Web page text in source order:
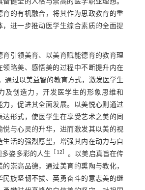
健全的人格与崇高的医学职业理想。
育的有机融合，将其作为思政教育的重
，进一步推动医学生综合素质的全面提
育引领美育、以美育赋能德育的教育理
领略美、感悟美的过程中不断提升内在
通过以美益智的教育方式，激发医学生
及创造力，开发医学生的形象思维和
力，促进其全面发展。以美悦心则通过
达形式，使医学生在享受艺术之美的同
悦与心灵的升华，进而激发其以美的视
生活的强烈愿望，增强其内在动力与自
姿多彩的人生
12
。以美启真旨在传
崇高品德，通过美育的熏陶与教化，
民族坚韧不拔、英勇奋斗的意志美的继